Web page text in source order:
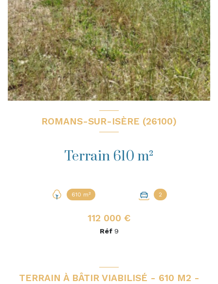
ROMANS-SUR-ISÈRE (26100)
Terrain 610 m²
610 m² 2
112 000 €
Réf 9
TERRAIN À BÂTIR VIABILISÉ - 610 M2 -